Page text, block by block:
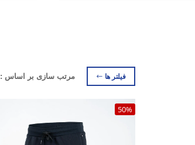
فیلتر ها مرتب سازی بر اساس :
50%